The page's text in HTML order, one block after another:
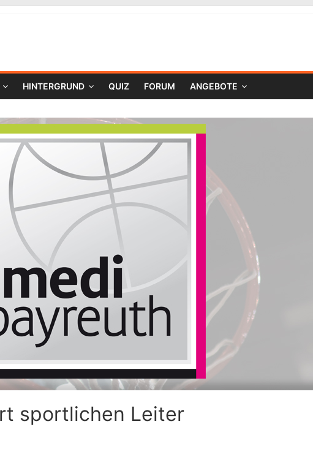
HINTERGRUND QUIZ FORUM ANGEBOTE
sportlichen Leiter